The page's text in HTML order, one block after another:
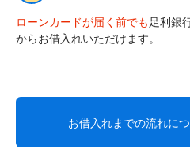
ローンカードが届く前でも足利銀
からお借入れいただけます。
お借入れまでの流れに